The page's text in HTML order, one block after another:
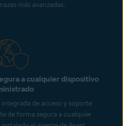
más avanzadas.
a cualquier dispositivo
de acceso y soporte
de forma segura a cualquier